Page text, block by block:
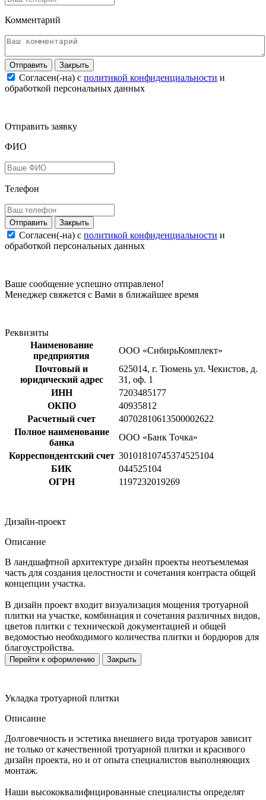
Комментарий
Закрыть
Согласен(-на) c политикой конфиденциальности и
обработкой персональных данных
Отправить заявку
ФИО
Телефон
Закрыть
Согласен(-на) c политикой конфиденциальности и
обработкой персональных данных
Ваше сообщение успешно отправлено!
Менеджер свяжется с Вами в ближайшее время
Реквизиты
Наименование
предприятия
ООО «СибирьКомплект»
Почтовый и
юридический адрес
625014, г. Тюмень ул. Чекистов, д.
31, оф. 1
ИНН
7203485177
ОКПО
40935812
Расчетный счет
40702810613500002622
Полное наименование
банка
ООО «Банк Точка»
Корреспондентский счет 30101810745374525104
БИК
044525104
ОГРН
1197232019269
Дизайн-проект
Описание
В ландшафтной архитектуре дизайн проекты неотъемлемая
часть для создания целостности и сочетания контраста общей
концепции участка.
В дизайн проект входит визуализация мощения тротуарной
плитки на участке, комбинация и сочетания различных видов,
цветов плитки с технической документацией и общей
ведомостью необходимого количества плитки и бордюров для
благоустройства.
Перейти к оформлению Закрыть
Укладка тротуарной плитки
Описание
Долговечность и эстетика внешнего вида тротуаров зависит
не только от качественной тротуарной плитки и красивого
дизайн проекта, но и от опыта специалистов выполняющих
монтаж.
Наши высококвалифицированные специалисты определят